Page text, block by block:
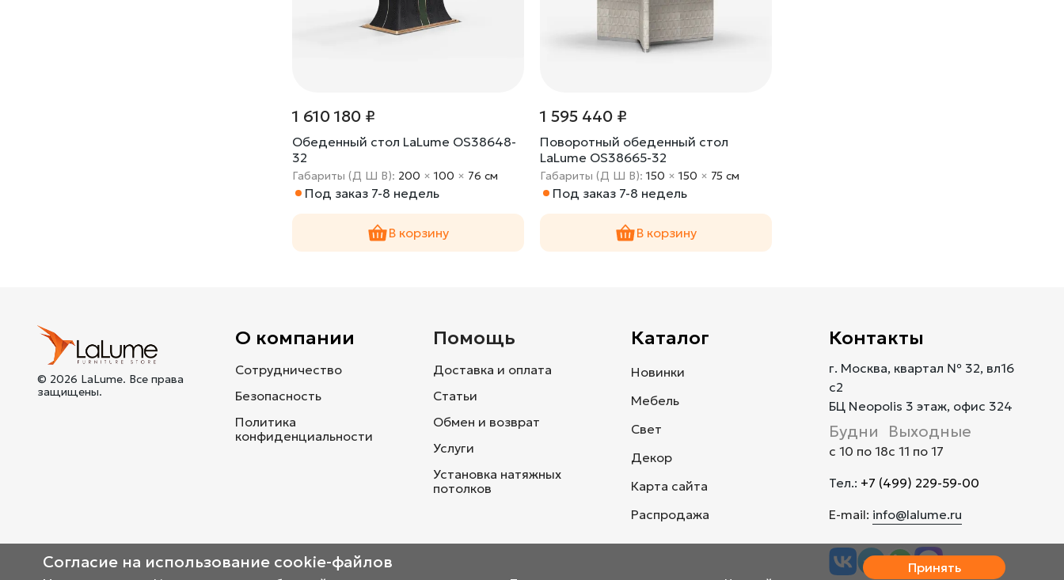
1 610 180 ₽
Обеденный стол LaLume OS38648-
32
Габариты (Д Ш В): 200 × 100 × 76 cм
Под заказ 7-8 недель
В корзину
1 595 440 ₽
Поворотный обеденный стол
LaLume OS38665-32
Габариты (Д Ш В): 150 × 150 × 75 cм
Под заказ 7-8 недель
В корзину
© 2026 LaLume. Все права
защищены.
О компании
Сотрудничество
Безопасность
Политика
конфиденциальности
Помощь
Доставка и оплата
Статьи
Обмен и возврат
Услуги
Установка натяжных
потолков
Каталог
Новинки
Мебель
Свет
Декор
Карта сайта
Распродажа
Контакты
г. Москва, квартал № 32, вл16
с2
БЦ Neopolis 3 этаж, офис 324
Будни
с 10 по 18
Выходные
с 11 по 17
Тел.: +7 (499) 229-59-00
E-mail: info@lalume.ru
Согласие на использование cookie-файлов Принять